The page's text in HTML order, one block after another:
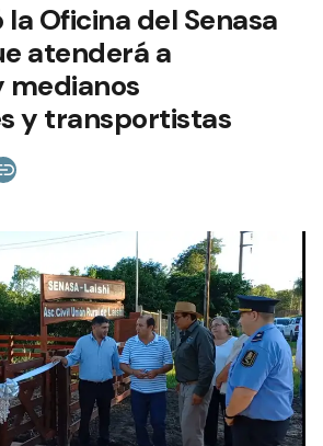
la Oficina del Senasa
atenderá a
medianos
y transportistas